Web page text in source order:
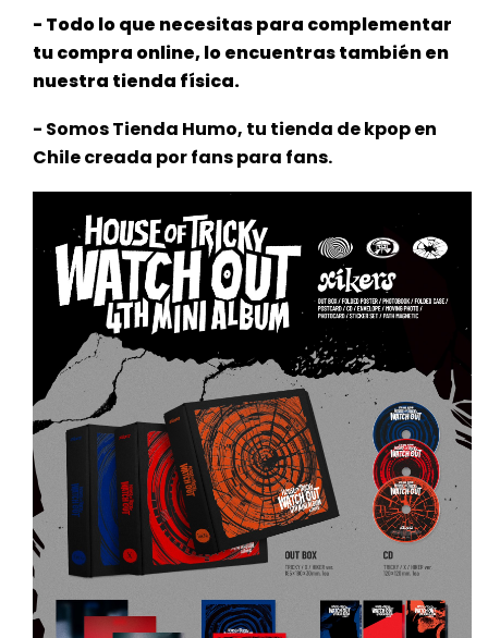
- Todo lo que necesitas para complementar
tu compra online, lo encuentras también en
nuestra tienda física.
- Somos Tienda Humo, tu tienda de kpop en
Chile creada por fans para fans.